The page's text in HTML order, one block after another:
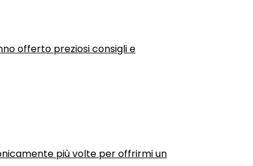
offerto preziosi consigli e
più volte per offrirmi un